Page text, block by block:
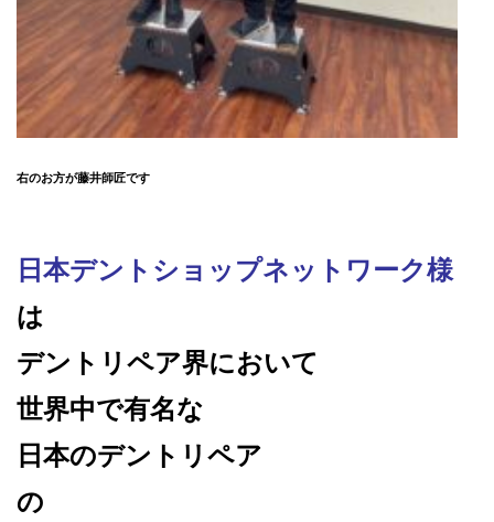
右のお方が藤井師匠です
日本デントショップネットワーク様
は
デントリペア界において
世界中で有名な
日本のデントリペア
の